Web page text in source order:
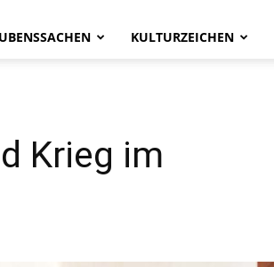
KULTURZEICHEN
Krieg im